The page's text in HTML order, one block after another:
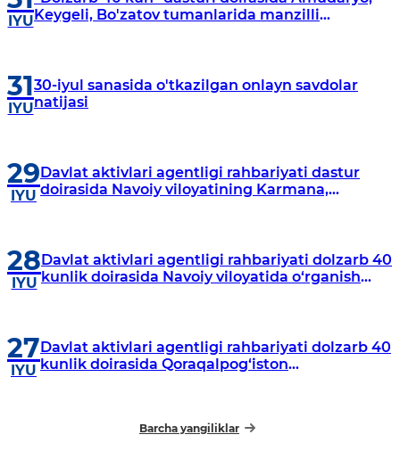
IYUKeygeli, Bo'zatov tumanlarida manzilli
31
IYU
30-iyul sanasida o'tkazilgan onlayn savdolar
natijasi
29
IYU
Davlat aktivlari agentligi rahbariyati dastur
doirasida Navoiy viloyatining Karmana,
28
IYU
Davlat aktivlari agentligi rahbariyati dolzarb 40
kunlik doirasida Navoiy viloyatida o‘rganish
27
IYU
Davlat aktivlari agentligi rahbariyati dolzarb 40
kunlik doirasida Qoraqalpog‘iston
Barcha yangiliklar